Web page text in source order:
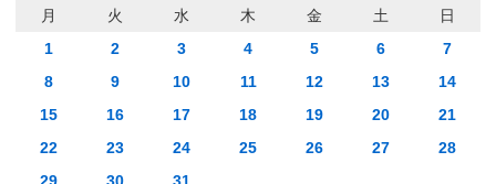
月 火 水 木 金 土
日
1
2 3 4 5 6
7
8
9 10 11 12 13
14
15
16 17 18 19 20
21
22
23 24 25 26 27
28
29
30 31